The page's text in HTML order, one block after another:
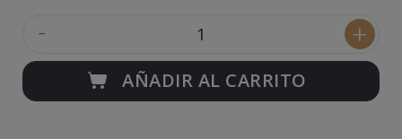
- +
AÑADIR AL CARRITO